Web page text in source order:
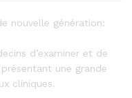
nouvelle génération:
d’examiner et de
une grande
cliniques.